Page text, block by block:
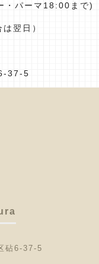
・パーマ18:00まで)
翌日）
5
砧6-37-5